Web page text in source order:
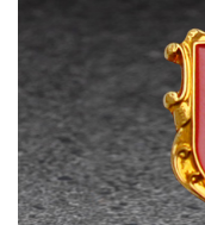
Поліграфічні значки
Корпоративні значки
Металеві значки з